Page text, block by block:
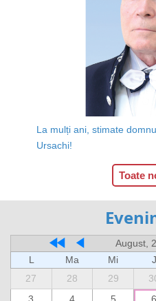
La mulți ani, stimate
Ursachi!
Toate
August,
L
Ma Mi J
27
28 29